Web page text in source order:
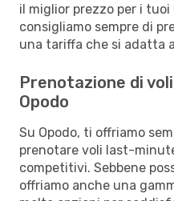
il miglior prezzo per i
consigliamo sempre di
una tariffa che si adatta
Prenotazione di
Opodo
Su Opodo, ti offriamo
prenotare voli last-
competitivi. Sebbene
offriamo anche una